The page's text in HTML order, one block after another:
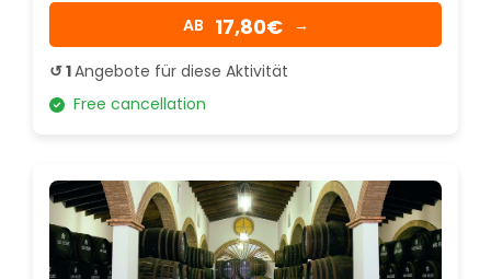
AB 17,80€ →
↺ 1Angebote für diese Aktivität
Free cancellation